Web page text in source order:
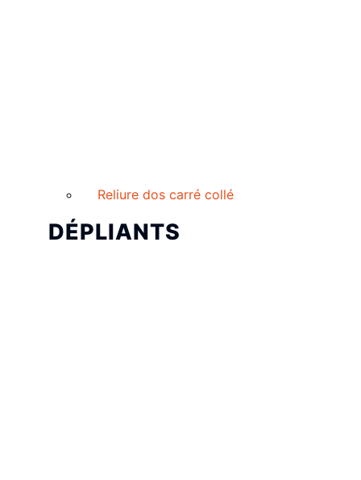
Reliure dos carré collé
DÉPLIANTS